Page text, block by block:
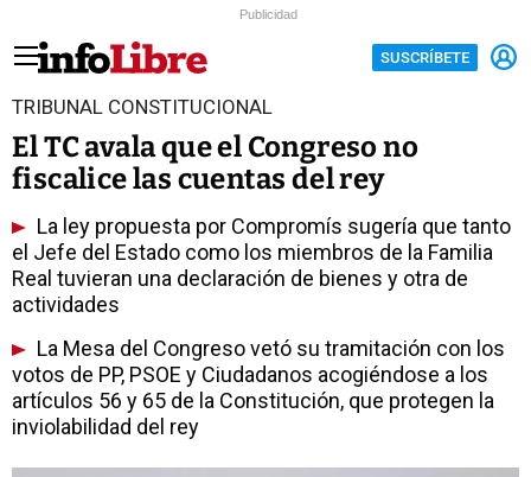
Publicidad
SUSCRÍBETE
TRIBUNAL CONSTITUCIONAL
El TC avala que el Congreso no
fiscalice las cuentas del rey
La ley propuesta por Compromís sugería que tanto
el Jefe del Estado como los miembros de la Familia
Real tuvieran una declaración de bienes y otra de
actividades
La Mesa del Congreso vetó su tramitación con los
votos de PP, PSOE y Ciudadanos acogiéndose a los
artículos 56 y 65 de la Constitución, que protegen la
inviolabilidad del rey